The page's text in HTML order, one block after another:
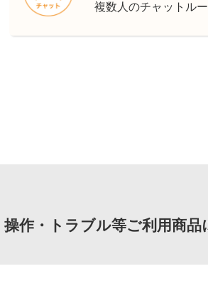
複数人のチャットル
操作・トラブル等ご利用商